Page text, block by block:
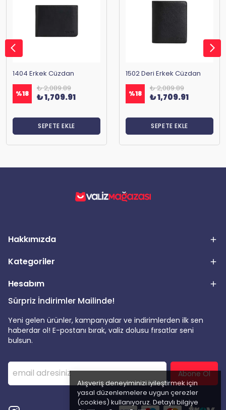
Alışveriş deneyiminizi iyileştirmek için
yasal düzenlemelere uygun çerezler
(cookies) kullanıyoruz. Detaylı bilgiye
1404 Erkek Cüzdan
%18
₺ 2,089.89
₺ 1,709.91
SEPETE EKLE
1502 Deri Erkek Cüzdan
%18
₺ 2,089.89
₺ 1,709.91
SEPETE EKLE
Hakkımızda
Kategoriler
Hesabım
Sürpriz İndirimler Mailinde!
Yeni gelen ürünler, kampanyalar ve indirimlerden ilk sen
haberdar ol! E-postanı bırak, valiz dolusu fırsatlar seni
bulsun.
Abone Ol